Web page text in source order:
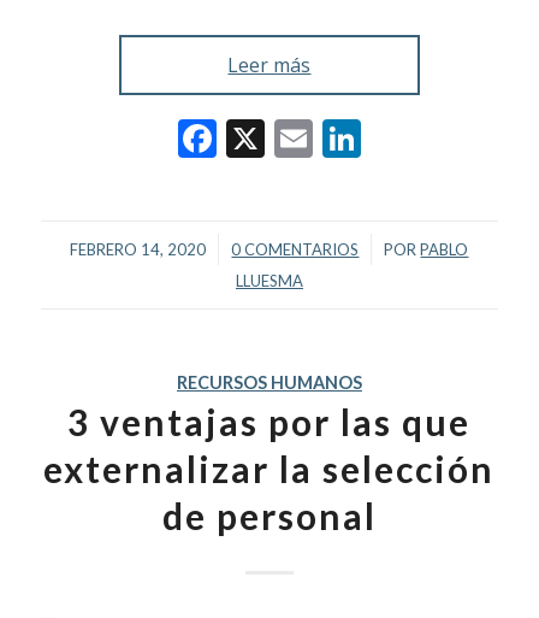
Leer más
Facebook
X EmailLinkedIn
FEBRERO 14, 2020
/ 0 COMENTARIOS
/ PORPABLO
LLUESMA
RECURSOS HUMANOS
3 ventajas por las que
externalizar la selección
de personal